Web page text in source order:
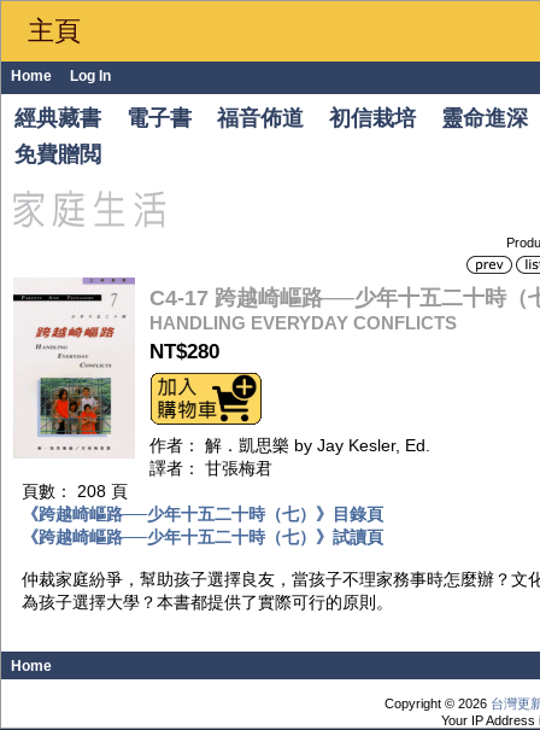
主頁
Home Log In
經典藏書 電子書 福音佈道 初信栽培
靈命進深
免費贈閲
C4-17 跨越崎嶇路──少年十五二十時（
HANDLING EVERYDAY CONFLICTS
NT$280
作者： 解．凱思樂 by Jay Kesler, Ed.
譯者： 甘張梅君
頁數： 208 頁
《跨越崎嶇路──少年十五二十時（七）》目錄頁
《跨越崎嶇路──少年十五二十時（七）》試讀頁
仲裁家庭紛爭，幫助孩子選擇良友，當孩子不理家務事時怎麼辦？
為孩子選擇大學？本書都提供了實際可行的原則。
Home
Copyright © 2026 台灣更
Your IP Address